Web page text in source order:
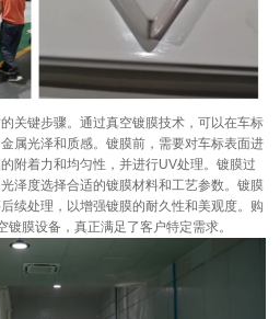
键步骤。通过真空镀膜技术，可以在车标
属光泽和质感。镀膜前，需要对车标表面进
附着力和均匀性，并进行UV处理。镀膜过
泽度选择合适的镀膜材料和工艺参数。镀膜
续处理，以增强镀膜的耐久性和美观度。购
膜设备，真正满足了客户特定需求。